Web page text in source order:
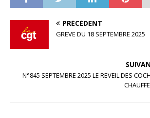
PRÉCÉDENT
GREVE DU 18 SEPTEMBRE 2025
N°845 SEPTEMBRE 2025 LE REVEIL DES